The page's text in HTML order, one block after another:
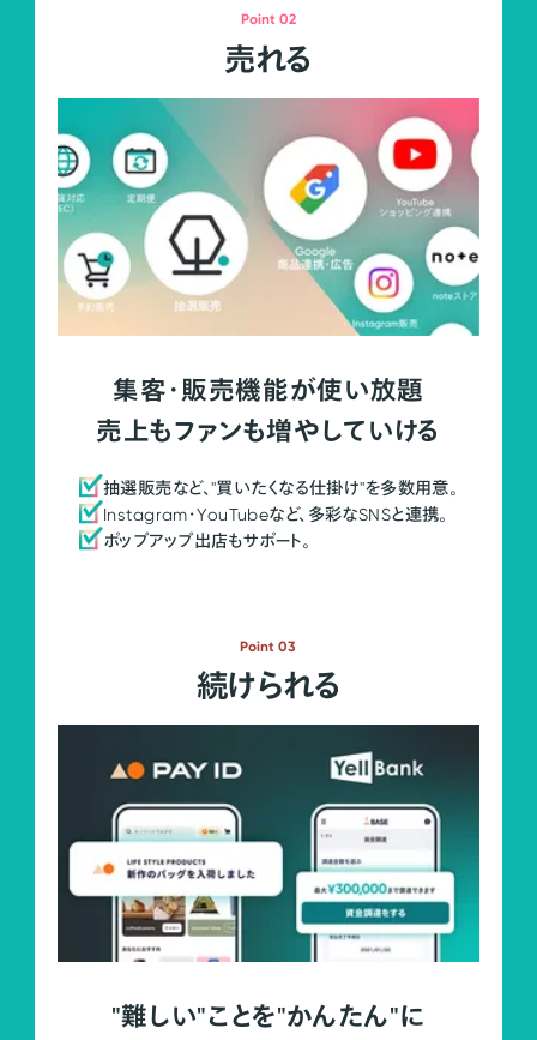
Point 02
売れる
集客・販売機能が使い放題
売上もファンも増やしていける
抽選販売など、"買いたくなる仕掛け"を多数用意。
Instagram・YouTubeなど、多彩なSNSと連携。
ポップアップ出店もサポート。
Point 03
続けられる
"難しい"ことを"かんたん"に